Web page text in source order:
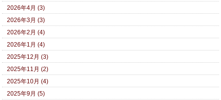
2026年4月 (3)
2026年3月 (3)
2026年2月 (4)
2026年1月 (4)
2025年12月 (3)
2025年11月 (2)
2025年10月 (4)
2025年9月 (5)